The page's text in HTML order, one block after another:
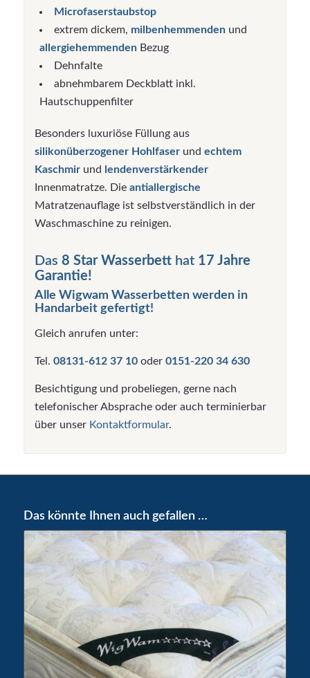
Microfaserstaubstop
extrem dickem, milbenhemmendenund
allergiehemmendenBezug
Dehnfalte
abnehmbarem Deckblatt inkl.
Hautschuppenfilter
Besonders luxuriöse Füllung aus
silikonüberzogener Hohlfaserund echtem
Kaschmirund
lendenverstärkender
Innenmatratze. Die antiallergische
Matratzenauflage ist selbstverständlich in der
Waschmaschine zu reinigen.
Das 8 Star Wasserbetthat 17 Jahre
Garantie!
Alle Wigwam Wasserbetten werden in
Handarbeit gefertigt!
Gleich anrufen unter:
Tel. 08131-612 37 10oder 0151-220 34 630
Besichtigung und probeliegen, gerne nach
telefonischer Absprache oder auch terminierbar
über unser Kontaktformular.
Das könnte Ihnen auch gefallen …